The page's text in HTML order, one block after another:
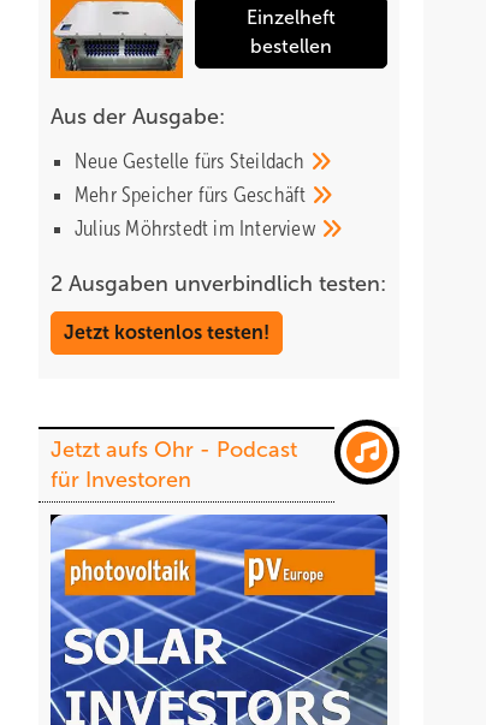
Einzelheft
bestellen
Aus der Ausgabe:
Neue Gestelle fürs Steildach
Mehr Speicher fürs Geschäft
Julius Möhrstedt im Interview
2 Ausgaben unverbindlich testen:
Jetzt kostenlos testen!
Jetzt aufs Ohr - Podcast
für Investoren